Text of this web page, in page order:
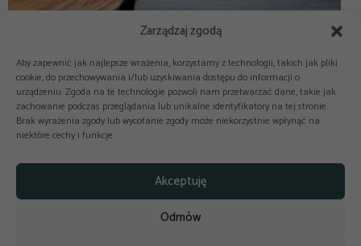
Zarządzaj zgodą
Aby zapewnić jak najlepsze wrażenia, korzystamy z technologii, takich jak pliki
cookie, do przechowywania i/lub uzyskiwania dostępu do informacji o
urządzeniu. Zgoda na te technologie pozwoli nam przetwarzać dane, takie jak
zachowanie podczas przeglądania lub unikalne identyfikatory na tej stronie.
Brak wyrażenia zgody lub wycofanie zgody może niekorzystnie wpłynąć na
niektóre cechy i funkcje.
Akceptuję
Odmów
Copyright © 2025-2026 odkuchni.co
Polityka prywatności
Regulamin
Reklama